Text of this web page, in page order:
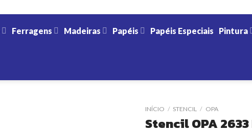
Ferragens Madeiras Papéis Papéis Especiais Pintura
INÍCIO / STENCIL / OPA
Stencil OPA